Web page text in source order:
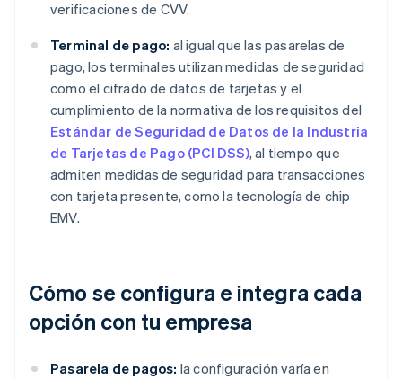
verificaciones de CVV.
Terminal de pago: al igual que las pasarelas de
pago, los terminales utilizan medidas de seguridad
como el cifrado de datos de tarjetas y el
cumplimiento de la normativa de los requisitos del
Estándar de Seguridad de Datos de la Industria
de Tarjetas de Pago (PCI DSS), al tiempo que
admiten medidas de seguridad para transacciones
con tarjeta presente, como la tecnología de chip
EMV.
Cómo se configura e integra cada
opción con tu empresa
Pasarela de pagos: la configuración varía en